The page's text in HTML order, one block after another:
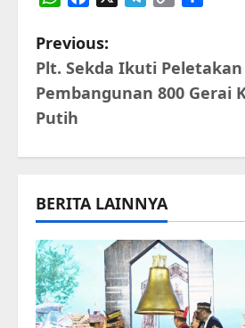
P
o
s
t
n
a
v
i
Previous:
Plt. Sekda Ikuti
Pembangunan 800 Gerai
Putih
BERITA LAINNYA